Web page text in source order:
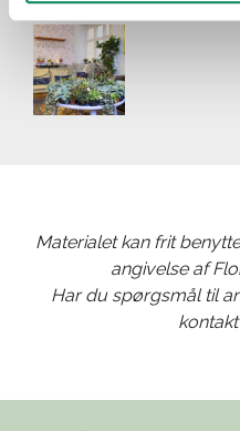
Materialet kan frit
angivelse af
Har du spørgsmål til